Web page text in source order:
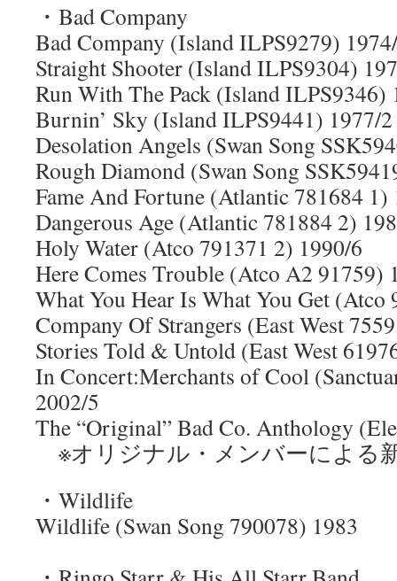
・Bad Company
Bad Company (Island ILPS9279)
Straight Shooter (Island ILPS9304)
Run With The Pack (Island ILPS9346)
Burnin’ Sky (Island ILPS9441) 1977/2
Desolation Angels (Swan Song
Rough Diamond (Swan Song
Fame And Fortune (Atlantic 781684 1)
Dangerous Age (Atlantic 781884 2)
Holy Water (Atco 791371 2) 1990/6
Here Comes Trouble (Atco A2 91759)
What You Hear Is What You Get (Atco
Company Of Strangers (East West
Stories Told & Untold (East West
In Concert:Merchants of Cool
2002/5
The “Original” Bad Co. Anthology
※オリジナル・メンバーによる
・Wildlife
Wildlife (Swan Song 790078) 1983